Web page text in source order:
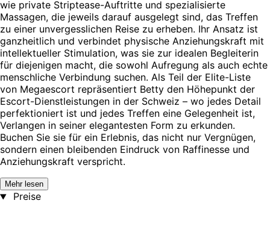
wie private Striptease-Auftritte und spezialisierte
Massagen, die jeweils darauf ausgelegt sind, das Treffen
zu einer unvergesslichen Reise zu erheben. Ihr Ansatz ist
ganzheitlich und verbindet physische Anziehungskraft mit
intellektueller Stimulation, was sie zur idealen Begleiterin
für diejenigen macht, die sowohl Aufregung als auch echte
menschliche Verbindung suchen. Als Teil der Elite-Liste
von Megaescort repräsentiert Betty den Höhepunkt der
Escort-Dienstleistungen in der Schweiz – wo jedes Detail
perfektioniert ist und jedes Treffen eine Gelegenheit ist,
Verlangen in seiner elegantesten Form zu erkunden.
Buchen Sie sie für ein Erlebnis, das nicht nur Vergnügen,
sondern einen bleibenden Eindruck von Raffinesse und
Anziehungskraft verspricht.
Mehr lesen
Preise